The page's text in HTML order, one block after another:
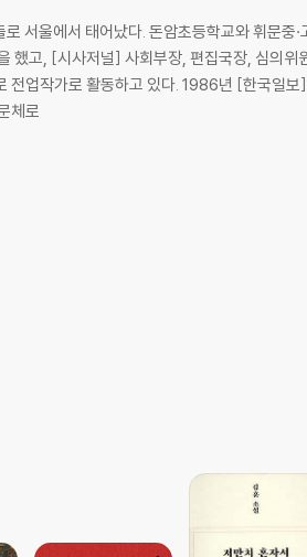
서울에서 태어났다. 돈암초등학교와 휘문중
고, [시사저널] 사회부장, 편집국장, 심의위
당시 3년 동안 [한국일보]에 매주 연재한 것을
체로